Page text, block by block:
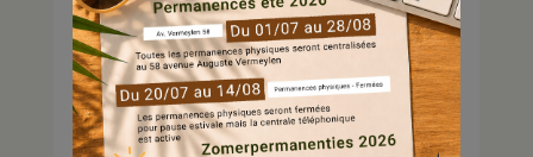
campagne est le sourire.
Universel, il est le cœur des
messages de la campagne et
nous rappelle que le respect
mutuel et la convivialité rendent